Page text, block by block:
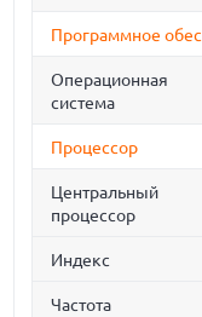
Программное
Операционная
система
Процессор
Центральный
процессор
Индекс
Частота